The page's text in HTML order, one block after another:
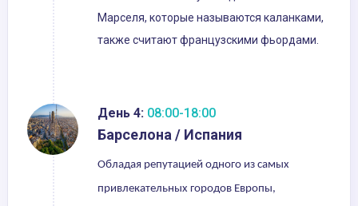
Марселя, которые называются каланками,
также считают французскими фьордами.
День 4: 08:00-18:00
Барселона / Испания
Обладая репутацией одного из самых
привлекательных городов Европы,